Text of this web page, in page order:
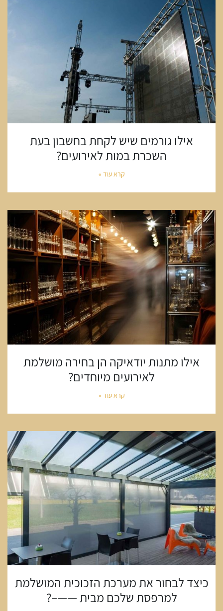
אילו גורמים שיש לקחת בחשבון בעת
השכרת במות לאירועים?
קרא עוד »
אילו מתנות יודאיקה הן בחירה מושלמת
לאירועים מיוחדים?
קרא עוד »
כיצד לבחור את מערכת הזכוכית המושלמת
למרפסת שלכם מבית ——–?